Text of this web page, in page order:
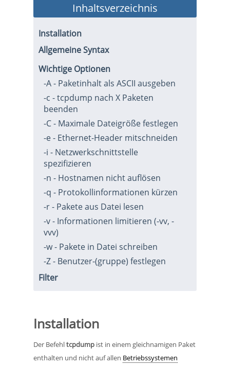
Inhaltsverzeichnis
Installation
Allgemeine Syntax
Wichtige Optionen
-A - Paketinhalt als ASCII ausgeben
-c - tcpdump nach X Paketen
beenden
-C - Maximale Dateigröße festlegen
-e - Ethernet-Header mitschneiden
-i - Netzwerkschnittstelle
spezifizieren
-n - Hostnamen nicht auflösen
-q - Protokollinformationen kürzen
-r - Pakete aus Datei lesen
-v - Informationen limitieren (-vv, -
vvv)
-w - Pakete in Datei schreiben
-Z - Benutzer-(gruppe) festlegen
Filter
Installation
Der Befehltcpdump ist in einem gleichnamigen Paket
enthalten und nicht auf allen Betriebssystemen